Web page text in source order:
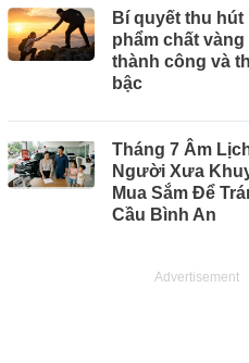
Bí quyết thu
phẩm chất
thành công và
bậc
Tháng 7 Âm
Người Xưa
Mua Sắm Để
Cầu Bình An
Advertisement